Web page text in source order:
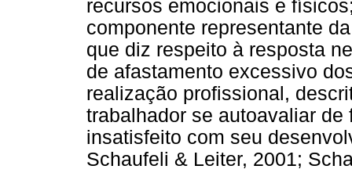
recursos emocionais e
componente representante
que diz respeito à resposta
de afastamento excessivo
realização profissional,
trabalhador se autoavaliar
insatisfeito com seu
Schaufeli & Leiter, 2001;